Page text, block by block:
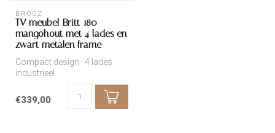
BROOZ
TV meubel Britt 180 –
mangohout met 4 lades en
zwart metalen frame
Compact design · 4 lades ·
industrieel
€339,00